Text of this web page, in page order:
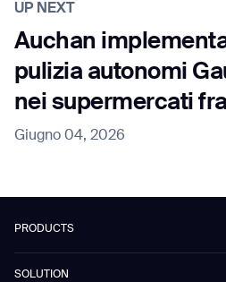
UP NEXT
Auchan
pulizia autonomi
nei supermercati
Giugno 04, 2026
PRODUCTS
SOLUTION